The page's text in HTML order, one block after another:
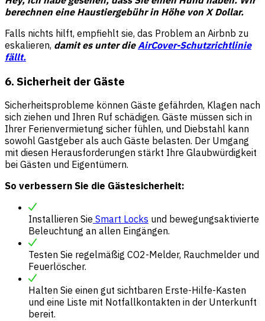
berechnen eine Haustiergebühr in Höhe von X Dollar.
Falls nichts hilft, empfiehlt sie, das Problem an Airbnb zu
eskalieren, damit es unter dieAirCover-Schutzrichtlinie
fällt.
6. Sicherheit der Gäste
Sicherheitsprobleme können Gäste gefährden, Klagen nach
sich ziehen und Ihren Ruf schädigen. Gäste müssen sich in
Ihrer Ferienvermietung sicher fühlen, und Diebstahl kann
sowohl Gastgeber als auch Gäste belasten. Der Umgang
mit diesen Herausforderungen stärkt Ihre Glaubwürdigkeit
bei Gästen und Eigentümern.
So verbessern Sie die Gästesicherheit:
Installieren Sie Smart Locks und bewegungsaktivierte
Beleuchtung an allen Eingängen.
Testen Sie regelmäßig CO2-Melder, Rauchmelder und
Feuerlöscher.
Halten Sie einen gut sichtbaren Erste-Hilfe-Kasten
und eine Liste mit Notfallkontakten in der Unterkunft
bereit.